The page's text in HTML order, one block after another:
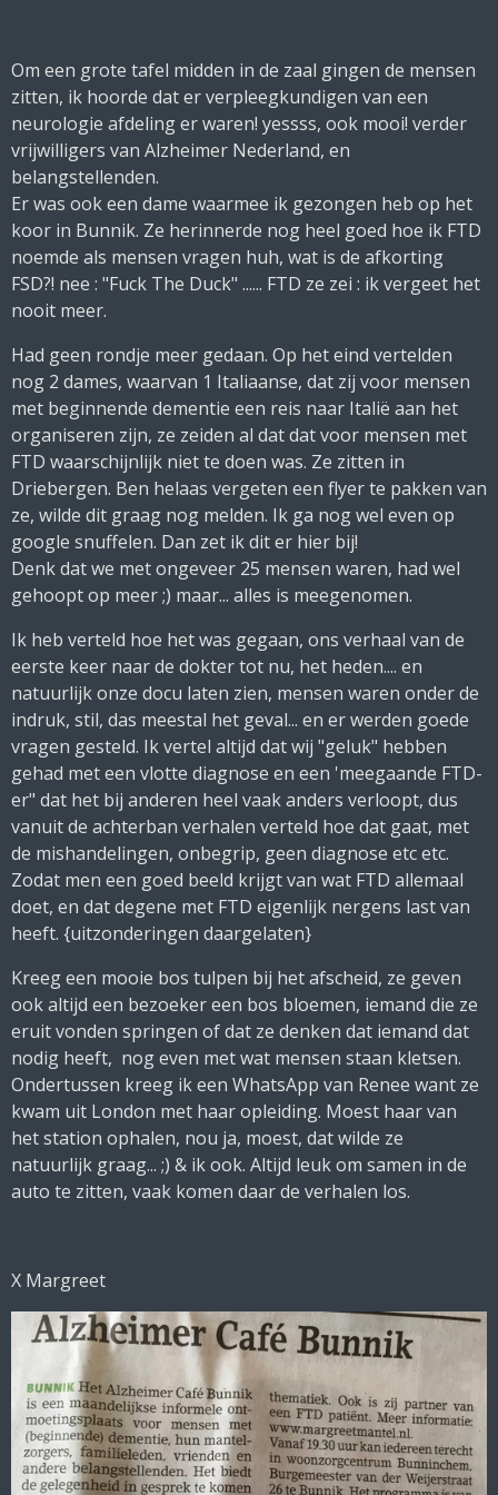
Om een grote tafel midden in de zaal gingen de mensen
zitten, ik hoorde dat er verpleegkundigen van een
neurologie afdeling er waren! yessss, ook mooi! verder
vrijwilligers van Alzheimer Nederland, en
belangstellenden.
Er was ook een dame waarmee ik gezongen heb op het
koor in Bunnik. Ze herinnerde nog heel goed hoe ik FTD
noemde als mensen vragen huh, wat is de afkorting
FSD?! nee : "Fuck The Duck" ...... FTD ze zei : ik vergeet het
nooit meer.
Had geen rondje meer gedaan. Op het eind vertelden
nog 2 dames, waarvan 1 Italiaanse, dat zij voor mensen
met beginnende dementie een reis naar Italië aan het
organiseren zijn, ze zeiden al dat dat voor mensen met
FTD waarschijnlijk niet te doen was. Ze zitten in
Driebergen. Ben helaas vergeten een flyer te pakken van
ze, wilde dit graag nog melden. Ik ga nog wel even op
google snuffelen. Dan zet ik dit er hier bij!
Denk dat we met ongeveer 25 mensen waren, had wel
gehoopt op meer ;) maar... alles is meegenomen.
Ik heb verteld hoe het was gegaan, ons verhaal van de
eerste keer naar de dokter tot nu, het heden.... en
natuurlijk onze docu laten zien, mensen waren onder de
indruk, stil, das meestal het geval... en er werden goede
vragen gesteld. Ik vertel altijd dat wij "geluk" hebben
gehad met een vlotte diagnose en een 'meegaande FTD-
er" dat het bij anderen heel vaak anders verloopt, dus
vanuit de achterban verhalen verteld hoe dat gaat, met
de mishandelingen, onbegrip, geen diagnose etc etc.
Zodat men een goed beeld krijgt van wat FTD allemaal
doet, en dat degene met FTD eigenlijk nergens last van
heeft. {uitzonderingen daargelaten}
Kreeg een mooie bos tulpen bij het afscheid, ze geven
ook altijd een bezoeker een bos bloemen, iemand die ze
eruit vonden springen of dat ze denken dat iemand dat
nodig heeft, nog even met wat mensen staan kletsen.
Ondertussen kreeg ik een WhatsApp van Renee want ze
kwam uit London met haar opleiding. Moest haar van
het station ophalen, nou ja, moest, dat wilde ze
natuurlijk graag... ;) & ik ook. Altijd leuk om samen in de
auto te zitten, vaak komen daar de verhalen los.
X Margreet